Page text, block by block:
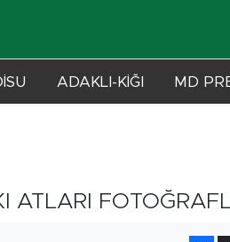
ADAKLI-KİĞI MD
ATLARI